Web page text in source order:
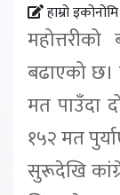
हाम्रो इकोनोमि
बढाएको छ।
मत पाउँदा
१५२ मत
सुरूदेखि